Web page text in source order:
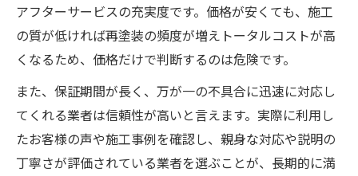
アフターサービスの充実度です。価格が安くても、施工
の質が低ければ再塗装の頻度が増えトータルコストが高
くなるため、価格だけで判断するのは危険です。
また、保証期間が長く、万が一の不具合に迅速に対応し
てくれる業者は信頼性が高いと言えます。実際に利用し
たお客様の声や施工事例を確認し、親身な対応や説明の
丁寧さが評価されている業者を選ぶことが、長期的に満